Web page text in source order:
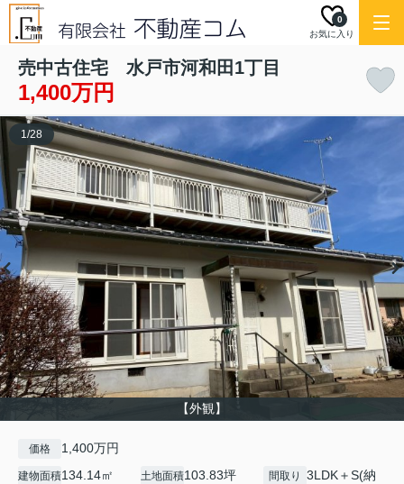
お気に入り
0
売中古住宅 水戸市河和田1丁目
1,400万円
【外観】
1/28
価格 1,400万円
建物面積134.14㎡ 土地面積103.83坪
間取り
3LDK＋S(納